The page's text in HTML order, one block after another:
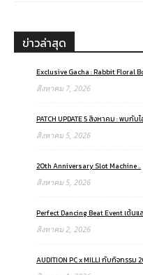
ข่าวล่าสุด
Exclusive Gacha : Rabbit Floral
สิงหาคม 7, 2026
PATCH UPDATE 5 สิงหาคม : พบกั
สิงหาคม 5, 2026
20th Anniversary Slot Machine ..
สิงหาคม 5, 2026
Perfect Dancing Beat Event เต้นแ
สิงหาคม 2, 2026
AUDITION PC x MILLI กับกิจกรรม